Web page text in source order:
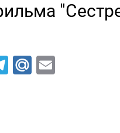
Telegram
Mail.Ru